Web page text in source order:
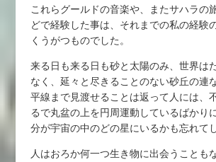
これらグールドの音楽や、またサハラの
どで経験した事は、それまでの私の経験
くうがつものでした。
来る日も来る日も砂と太陽のみ、世界は
なく、延々と尽きることのない砂丘の連
平線まで見渡せることは返って人には、
るで丸盆の上を円周運動しているばかり
分が宇宙の中のどの星にいるかも忘れて
人はおろか何一つ生き物に出会うことも